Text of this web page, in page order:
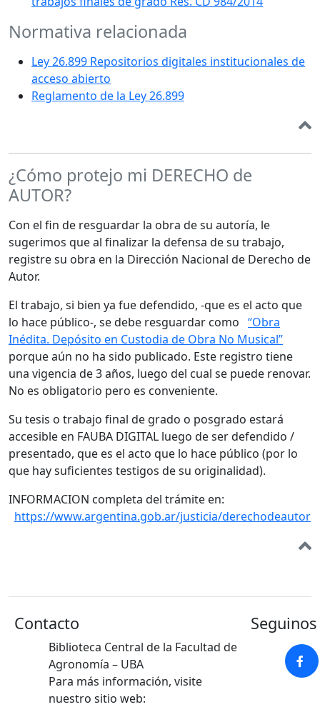
Normativa relacionada
Ley 26.899 Repositorios digitales institucionales de
acceso abierto
Reglamento de la Ley 26.899
¿Cómo protejo mi DERECHO de
AUTOR?
Con el fin de resguardar la obra de su autoría, le
sugerimos que al finalizar la defensa de su trabajo,
registre su obra en la Dirección Nacional de Derecho de
Autor.
El trabajo, si bien ya fue defendido, -que es el acto que
lo hace público-, se debe resguardar como “Obra
Inédita. Depósito en Custodia de Obra No Musical”
porque aún no ha sido publicado. Este registro tiene
una vigencia de 3 años, luego del cual se puede renovar.
No es obligatorio pero es conveniente.
Su tesis o trabajo final de grado o posgrado estará
accesible en FAUBA DIGITAL luego de ser defendido /
presentado, que es el acto que lo hace público (por lo
que hay suficientes testigos de su originalidad).
INFORMACION completa del trámite en:
https://www.argentina.gob.ar/justicia/derechodeautor
Contacto
Biblioteca Central de la Facultad de
Agronomía – UBA
Para más información, visite
nuestro sitio web: